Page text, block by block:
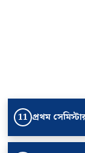
11 প্রথম